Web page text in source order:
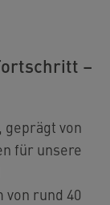
–
von
für unsere
rund 40